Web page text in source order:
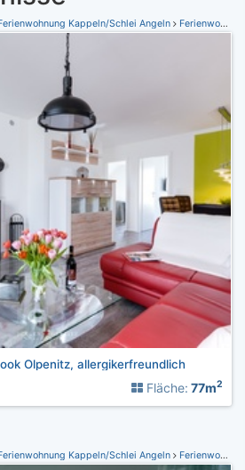
Kappeln/Schlei Angeln Ferienwohnung Ostseeresort Olpenitz
Olpenitz, allergikerfreundlich
Fläche: 77m2
Kappeln/Schlei Angeln Ferienwohnung Ostseeresort Olpenitz